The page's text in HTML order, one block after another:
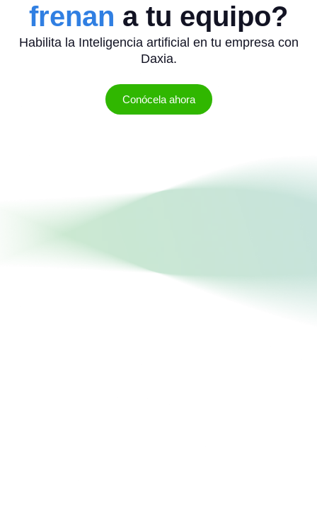
frenan a tu equipo?
Habilita la Inteligencia artificial en tu empresa con
Daxia.
Conócela ahora